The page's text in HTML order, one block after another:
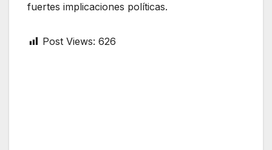
fuertes implicaciones políticas.
Post Views: 626